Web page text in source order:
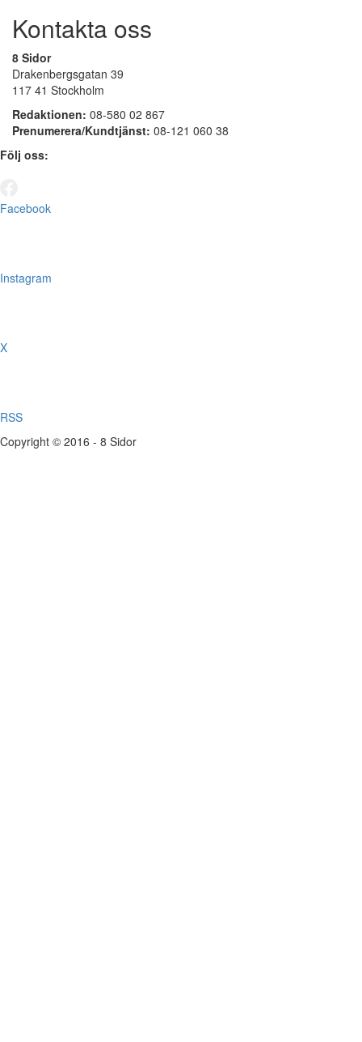
Kontakta oss
8 Sidor
Drakenbergsgatan 39
117 41 Stockholm
Redaktionen: 08-580 02 867
Prenumerera/Kundtjänst: 08-121 060 38
Följ oss:
Facebook
Instagram
X
RSS
Copyright © 2016 - 8 Sidor